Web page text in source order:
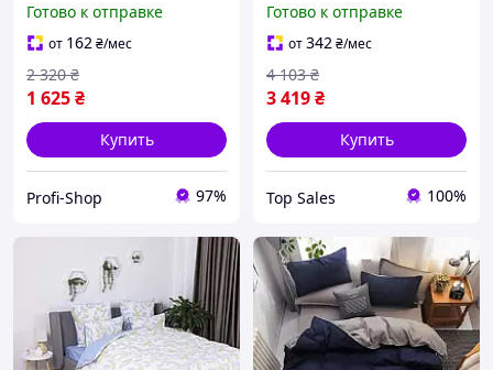
70х70 см Голубой
(52490180215)
Готово к отправке
от 162₴/мес
1 625₴
2 320 ₴
Купить
Profi-Shop 97%
Ранфорс, 140 гр/м2
MERISET Премиум Серо-
синий (201280180215)
Готово к отправке
от342₴/мес
3 419₴
4 103 ₴
Купить
Top Sales 100%